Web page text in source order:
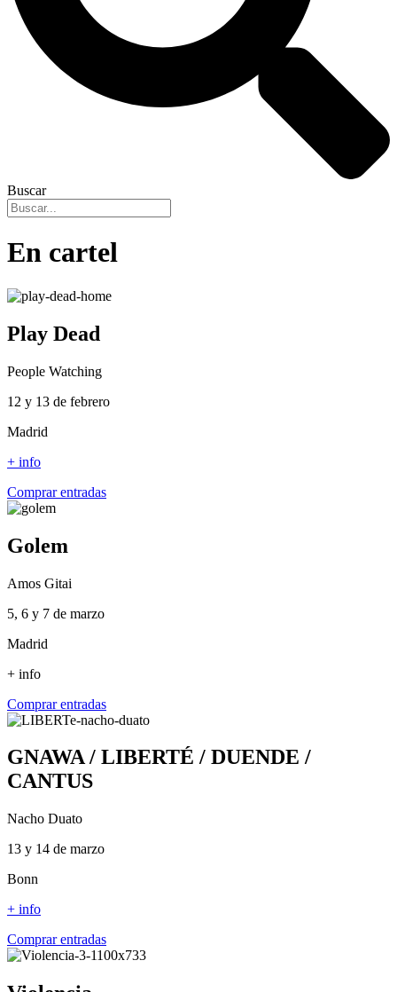
Buscar
En cartel
Play Dead
People Watching
12 y 13 de febrero
Madrid
+ info
Comprar entradas
Golem
Amos Gitai
5, 6 y 7 de marzo
Madrid
+ info
Comprar entradas
GNAWA / LIBERTÉ / DUENDE /
CANTUS
Nacho Duato
13 y 14 de marzo
Bonn
+ info
Comprar entradas